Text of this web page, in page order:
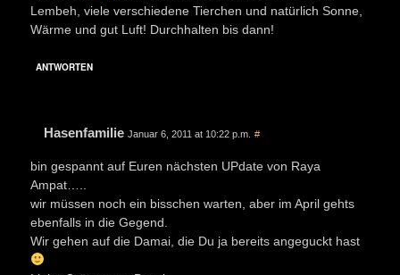
Lembeh, viele verschiedene Tierchen und natürlich Sonne,
Wärme und gut Luft! Durchhalten bis dann!
ANTWORTEN
Hasenfamilie Januar 6, 2011 at 10:22 p.m. #
bin gespannt auf Euren nächsten UPdate von Raya
Ampat…..
wir müssen noch ein bisschen warten, aber im April gehts
ebenfalls in die Gegend.
Wir gehen auf die Damai, die Du ja bereits angeguckt hast